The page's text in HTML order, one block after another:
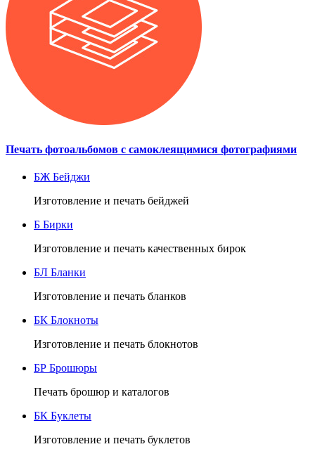
Печать фотоальбомов с самоклеящимися фотографиями
БЖ Бейджи
Изготовление и печать бейджей
Б Бирки
Изготовление и печать качественных бирок
БЛ Бланки
Изготовление и печать бланков
БК Блокноты
Изготовление и печать блокнотов
БР Брошюры
Печать брошюр и каталогов
БК Буклеты
Изготовление и печать буклетов